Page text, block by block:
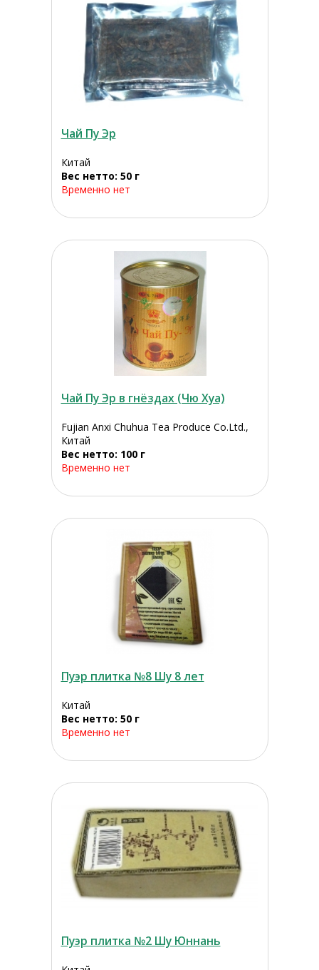
Чай Пу Эр
Китай
Вес нетто: 50 г
Временно нет
Чай Пу Эр в гнёздах (Чю Хуа)
Fujian Anxi Chuhua Tea Produce Co.Ltd.,
Китай
Вес нетто: 100 г
Временно нет
Пуэр плитка №8 Шу 8 лет
Китай
Вес нетто: 50 г
Временно нет
Пуэр плитка №2 Шу Юннань